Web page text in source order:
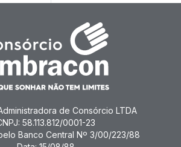
de Consórcio LTDA
58.113.812/0001-23
Banco Central Nº 3/00/223/88